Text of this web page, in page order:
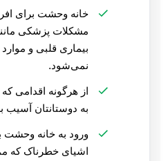
خانه وحشت برای
مشکلات پزشکی
بیماری قلبی و
نمی‌شود.
از هرگونه اقدامی
به دوستانتان آسیب
ورود به خانه وحشت
اشیای خطرناک که